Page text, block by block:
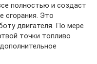
полностью и создаст
сгорания. Это
двигателя. По мере
точки топливо